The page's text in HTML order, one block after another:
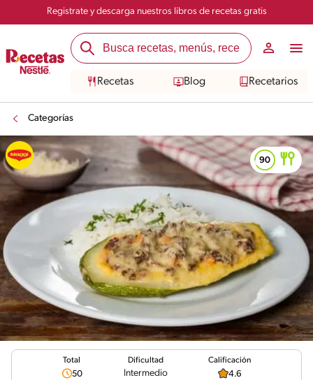
Registrate y descarga nuestros libros de recetas gratis
Recetas Blog Recetarios
Categorías
Total
50
Dificultad
Intermedio
Calificación
4.6